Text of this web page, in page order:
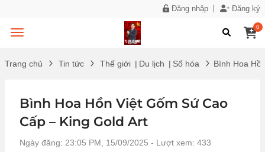
Đăng nhập Đăng ký
0
Trang chủ Tin tức Thế giới | Du lịch | Số hóa Bình Hoa
Bình Hoa Hồn Việt Gốm Sứ Cao
Cấp – King Gold Art
Ngày đăng: 23:05 PM, 15/09/2025 - Lượt xem: 433